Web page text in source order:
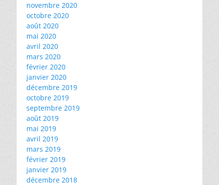
novembre 2020
octobre 2020
août 2020
mai 2020
avril 2020
mars 2020
février 2020
janvier 2020
décembre 2019
octobre 2019
septembre 2019
août 2019
mai 2019
avril 2019
mars 2019
février 2019
janvier 2019
décembre 2018